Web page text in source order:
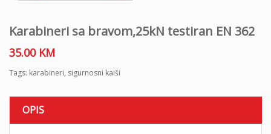
Karabineri sa bravom,25kN testiran EN 362
35.00 KM
Tags: karabineri, sigurnosni kaiši
OPIS